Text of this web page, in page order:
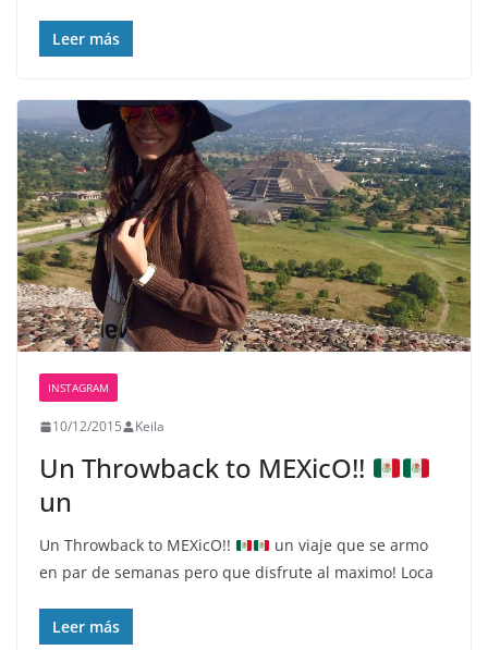
Leer más
INSTAGRAM
10/12/2015 Keila
Un Throwback to MEXicO!!
un
Un Throwback to MEXicO!!
un viaje que se armo
en par de semanas pero que disfrute al maximo! Loca
Leer más